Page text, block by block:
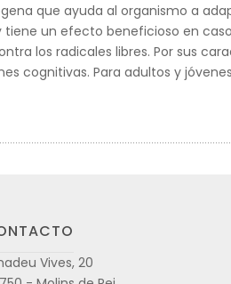
que ayuda al organismo a
tiene un efecto beneficioso en
los radicales libres. Por sus
cognitivas. Para adultos y
Vives, 20